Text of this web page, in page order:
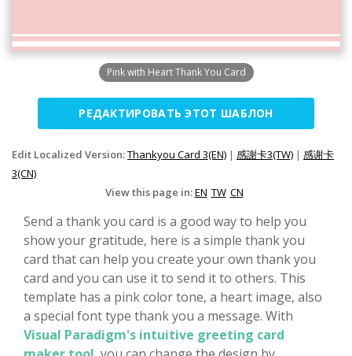
Pink with Heart Thank You Card
РЕДАКТИРОВАТЬ ЭТОТ ШАБЛОН
Edit Localized Version:Thankyou Card 3(EN) | 感謝卡3(TW) | 感谢卡
3(CN)
View this page in:EN TW CN
Send a thank you card is a good way to help you
show your gratitude, here is a simple thank you
card that can help you create your own thank you
card and you can use it to send it to others. This
template has a pink color tone, a heart image, also
a special font type thank you a message. With
Visual Paradigm's intuitive greeting card